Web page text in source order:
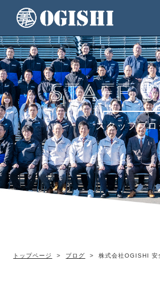
スタッフブロ
トップページ ブログ 株式会社OGISHI